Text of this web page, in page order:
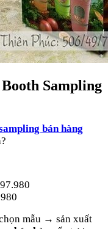
Sampling
bán hàng
mẫu → sản xuất